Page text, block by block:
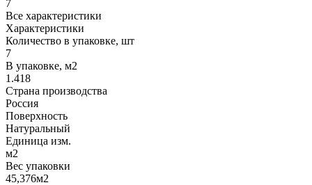
7
Все характеристики
Характеристики
Количество в упаковке, шт
7
В упаковке, м2
1.418
Страна производства
Россия
Поверхность
Натуральный
Единица изм.
м2
Вес упаковки
45,376м2